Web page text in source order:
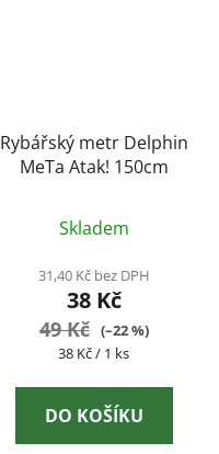
Rybářský metr Delphin
MeTa Atak! 150cm
Skladem
31,40 Kč bez DPH
38 Kč
49 Kč (–22 %)
Měrná
38 Kč / 1 ks
DO KOŠÍKU